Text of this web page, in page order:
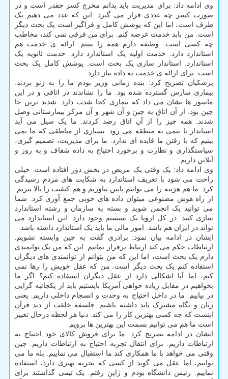
وی ادامه داد: برای مدیریت باید بدانم مخرج کسر چقدر است و در
صورت کسر چه عددی قرار می گیرد. این که عدد می دهیم یک
طرف است، اما این که پوشش کامل و فراگیر است یک بحث دیگر
است. من بابد خدمت عرضه کنم. برای من فرقی نمی کند، مخاطب
چه کسی است. وظیفه دارم همه را ببینم. ارائه ی خدمت هم
استاندارد دارد. خدمت اولیه یک استاندارد دارد. خدمت ثانویه یک
استاندارد. استاندار سازی یک بحث است. پوشش کامل یک بحث
است. برای ارائه ی خدمت به داده نیاز دارد.
پزشکیان تصریح کرد: بنده زمانی وزیر بودم ما را به ژنو بردند.
بیماری سارس گسترده شده بود. ما را نشاندند در اتاقی و در این
مانیتور ها نشان می داد که بیماری کجا شدت دارد. شدید ترین جا
چین بود. از آن اتاق به چین و آن شهر و آن مرکز بیمارستانی وصل
شدند. همه چیز را از آن اتاق رصد کردند. ما یک سیل می آید
استاندار با تیمی به منطقه می رود. بسیاری از مناطقی که ما نمی
بینیم که با رفتن ما فایده ای ندارد. ما برای مدیریت، تصمیم گیری،
سیاستگذاری و نظارت و برخورد احتیاج به داده شفاف و به روز و
آنلاین داریم.
وی ادامه داد: یک وقتی یک مریض در بخش دور افتاده است. خیلی
راحت می شود با تعریف استاندارد به شکایت های مردم رسیدگی
کرد. ما هم هزینه را می توانیم پایین بیاوریم و هم کیفیت را بالا ببریم.
از راه هوش مصنوعی میتوان داده های خوبی جمع آوری کرد. شما
می توانید یک انجمن شوید و بسته به سازمان و رشته استاندارد
سازی کنید. در کل اروپا یک سیستم وجود دارد. این استاندارد می
تواند در ایران هم باشد. امور مالی ما باید یک استاندارد داشته باشد.
ایشان در ادامه بیان نمود: برادری گفت به چین وابسته نشویم.
ارتباطات حکم می کند ارتباط برقرار نماییم. این که من یک توانمندی
دارم یک بحث است، اما این که من بتوانم از توانمندی های دیگران
استفاده کنم یک بحث دیگر است. من که عقل خویش را رها نمی
کنم، اما آیا اشکالی دارد از عقل دیگران استفاده کنم؟ اگر ما
بخواهیم در مقابل زیاده خواهی آمریکا بایستیم باید از یکجانبه گرایی
در بیاییم. ما در داخل احتیاج به وحدت و انسجام داخلی داریم. یعنی
زبان و نگاه مشترک باید داشته باشیم. فلسفه خلقت از دید قرآن
اینست که چه کسی بهترین کار را می کند. دنیا هر لحظه درحال تغییر
است ما هم می توانیم بسمت این بهترین ها برویم.
ایشان در ادامه تصریح کرد: ما برای فروش کالای خود احتیاج به
ارتباطات داریم. برای انتقال تجربه احتیاج به ارتباطات داریم. چین
وقتی می خواهد با ما همکاری کند ما استقبال می نماییم. بله ما می
توانیم، اما عقل می گوید از کسی که تجربه بهتری دارد، استفاده
نماییم. رئیس دانشگاه بودم و ژاپن رفتم. یک تیمی گذاشتند برای